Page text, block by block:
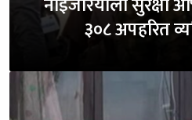
३०८ अपहरित